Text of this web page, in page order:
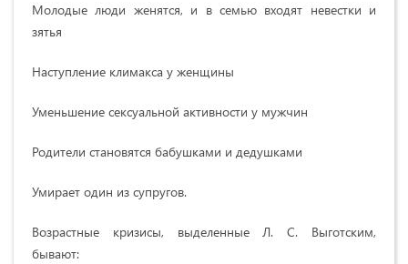
Молодые люди женятся, и в семью входят невестки и
зятья
Наступление климакса у женщины
Уменьшение сексуальной активности у мужчин
Родители становятся бабушками и дедушками
Умирает один из супругов.
Возрастные кризисы, выделенные Л. С. Выготским,
бывают: